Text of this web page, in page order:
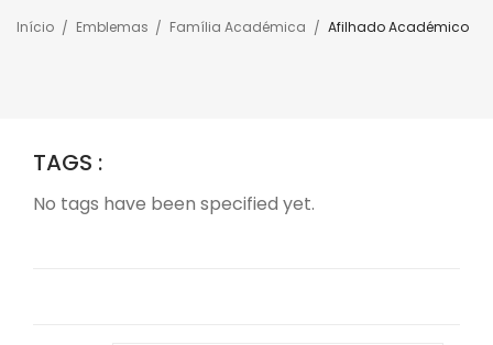
Início Emblemas Família Académica Afilhado Académico
TAGS :
No tags have been specified yet.